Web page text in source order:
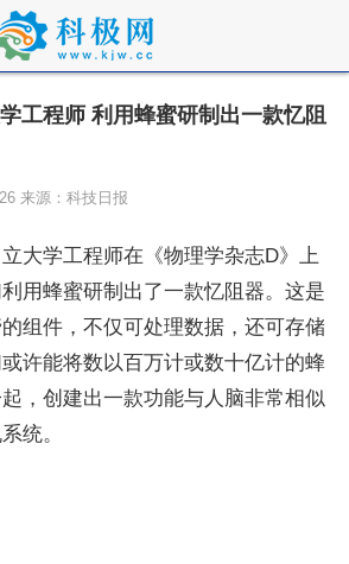
工程师 利用蜂蜜研制出一款忆阻
来源：科技日报
大学工程师在《物理学杂志D》上
用蜂蜜研制出了一款忆阻器。这是
组件，不仅可处理数据，还可存储
许能将数以百万计或数十亿计的蜂
，创建出一款功能与人脑非常相似
统。